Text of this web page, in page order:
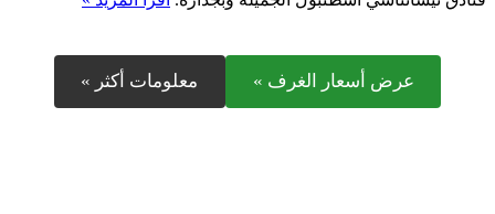
عرض أسعار الغرف » معلومات أكثر »